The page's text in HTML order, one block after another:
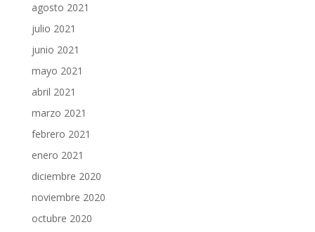
agosto 2021
julio 2021
junio 2021
mayo 2021
abril 2021
marzo 2021
febrero 2021
enero 2021
diciembre 2020
noviembre 2020
octubre 2020